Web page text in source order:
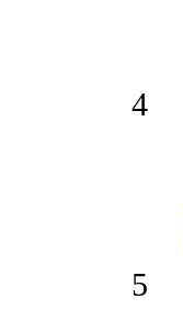
4
5